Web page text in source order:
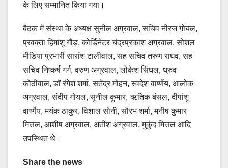
के लिए सम्मानित किया गया।
बैठक में संस्था के अध्यक्ष सुनील अग्रवाल, सचिव नीरज गोयल,
प्रवक्ता हिमांशु गौड़, कोर्डिनेटर चंद्रप्रकाश अग्रवाल, सोशल
मीडिया प्रभारी सारांश टालीवाल, सह सचिव तरुण राघव, सह
सचिव निष्कर्ष गर्ग, वरुण अग्रवाल, लोकेश सिंघल, ध्रुव
कोठीवाल, डॉ रंगेश शर्मा, सतेंद्र मोहन, स्वदेश वार्ष्णेय, आलोक
अग्रवाल, संदीप गोयल, सुनील कुमार, ऋतिक बंसल, दीपांशु
वार्ष्णेय, मयंक ठाकुर, विशाल सोनी, सौरभ शर्मा, मनीष कुमार
मित्तल, आशीष अग्रवाल, अतीश अग्रवाल, मुकुंद मित्तल आदि
उपस्थित थे।
Share the news